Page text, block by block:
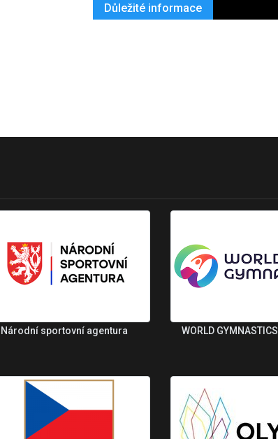
Důležité informace
Národní sportovní agentura WORLD GYMNASTICS